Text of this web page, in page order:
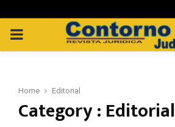
PRIMARY
Home Editorial
Category : Editorial